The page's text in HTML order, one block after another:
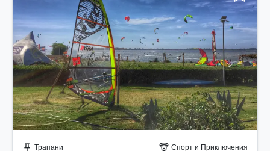
push_pin Трапани paragliding Спорт и Приключения